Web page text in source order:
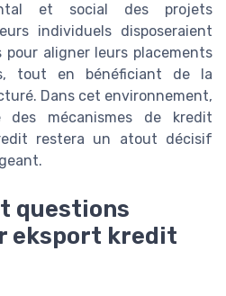
et social des projets
individuels disposeraient
pour aligner leurs placements
tout en bénéficiant de la
Dans cet environnement,
des mécanismes de kredit
restera un atout décisif
questions
eksport kredit